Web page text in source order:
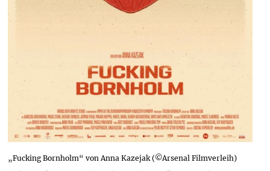
„Fucking Bornholm“ von Anna Kazejak (©Arsenal Filmverleih)